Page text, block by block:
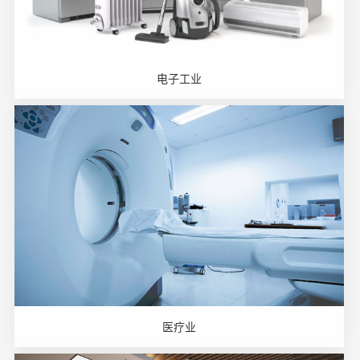
电子工业
医疗业